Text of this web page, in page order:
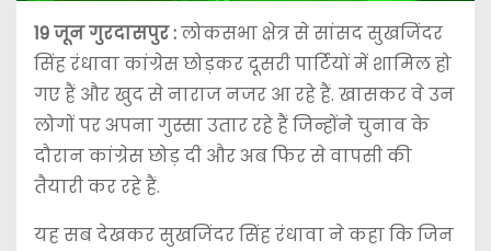
19 जून गुरदासपुर :लोकसभा क्षेत्र से सांसद सुखजिंदर
सिंह रंधावा कांग्रेस छोड़कर दूसरी पार्टियों में शामिल हो
गए हैं और खुद से नाराज नजर आ रहे हैं. खासकर वे उन
लोगों पर अपना गुस्सा उतार रहे हैं जिन्होंने चुनाव के
दौरान कांग्रेस छोड़ दी और अब फिर से वापसी की
तैयारी कर रहे हैं.
यह सब देखकर सुखजिंदर सिंह रंधावा ने कहा कि जिन